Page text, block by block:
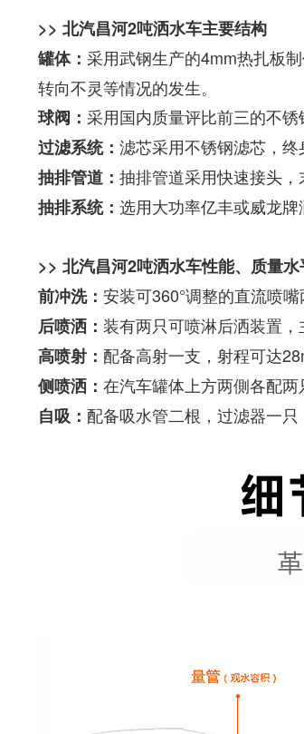
>> 北汽昌河2吨洒水车主要结构
罐体： 采用武钢生产的4mm热扎板
转向不灵等情况的发生。
球阀： 采用国内质量评比前三的不锈
过滤系统： 滤芯采用不锈钢滤芯，
抽排管道： 抽排管道采用快速接头，
抽排系统： 选用大功率亿丰或威龙牌
>> 北汽昌河2吨洒水车性能、质量水
前冲洗： 安装可360°调整的直流喷
后喷洒： 装有两只可喷淋后洒装置
高喷射： 配备高射一支，射程可达
侧喷洒： 在汽车罐体上方两側各配
自吸： 配备吸水管二根，过滤器一只